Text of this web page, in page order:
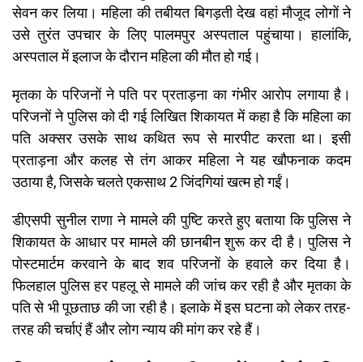
सेवन कर लिया। महिला की तबीयत बिगड़ती देख वहां मौजूद लोगों ने
उसे तुरंत उपचार के लिए पालमपुर अस्पताल पहुंचाया। हालांकि,
अस्पताल में इलाज के दौरान महिला की मौत हो गई।
मृतका के परिजनों ने पति पर प्रताड़ना का गंभीर आरोप लगाया है।
परिजनों ने पुलिस को दी गई लिखित शिकायत में कहा है कि महिला का
पति अक्सर उसके साथ कथित रूप से मारपीट करता था। इसी
प्रताड़ना और कलह से तंग आकर महिला ने यह खौफनाक कदम
उठाया है, जिसके चलते एकसाथ 2 जिंदगियां खत्म हो गईं।
डीएसपी सुनील राणा ने मामले की पुष्टि करते हुए बताया कि पुलिस ने
शिकायत के आधार पर मामले की छानबीन शुरू कर दी है। पुलिस ने
पोस्टमार्टम करवाने के बाद शव परिजनों के हवाले कर दिया है।
फिलहाल पुलिस हर पहलू से मामले की जांच कर रही है और मृतका के
पति से भी पूछताछ की जा रही है। इलाके में इस घटना को लेकर तरह-
तरह की चर्चाएं हैं और लोग न्याय की मांग कर रहे हैं।